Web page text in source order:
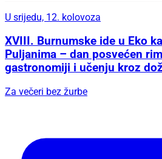
U srijedu, 12. kolovoza
XVIII. Burnumske ide u Eko
Puljanima – dan posvećen
gastronomiji i učenju kroz
Za večeri bez žurbe